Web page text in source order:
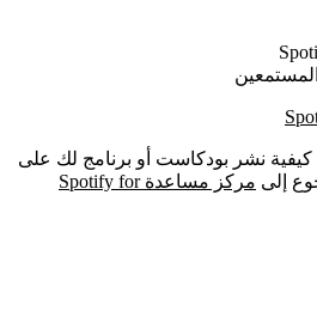
نشر بودكاست أو برنامج لك على
مركز مساعدة Spotify for